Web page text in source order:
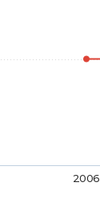
2006